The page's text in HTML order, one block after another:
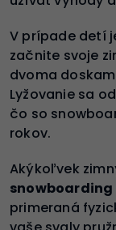
V prípade detí
začnite svoje
dvoma
Lyžovanie sa
čo so
rokov.
Akýkoľvek
snowboarding
primeraná